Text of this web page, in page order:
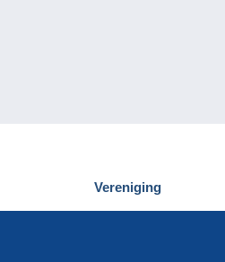
Vereniging
Wie zijn wij